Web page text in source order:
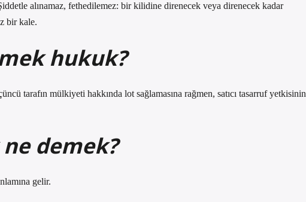
alınamaz, fethedilemez: bir kilidine direnecek veya direnecek kadar
bir kale.
hukuk?
tarafın mülkiyeti hakkında lot sağlamasına rağmen, satıcı tasarruf yetkisinin
demek?
gelir.